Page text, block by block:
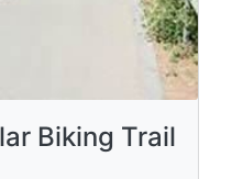
Biking Trail